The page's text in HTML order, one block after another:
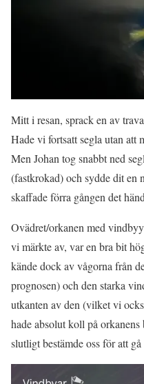
Mitt i resan, sprack en av
Hade vi fortsatt segla utan att
Men Johan tog snabbt ned
(fastkrokad) och sydde dit en
skaffade förra gången det
Ovädret/orkanen med
vi märkte av, var en bra bit
kände dock av vågorna från
prognosen) och den starka
utkanten av den (vilket vi
hade absolut koll på
slutligt bestämde oss för att gå